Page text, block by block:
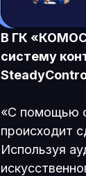
В ГК
систему
«С помощью
происходит
Используя